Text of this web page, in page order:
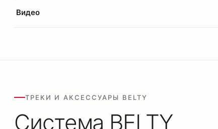
Видео
ТРЕКИ И АКСЕССУАРЫ BELTY
Система BELTY